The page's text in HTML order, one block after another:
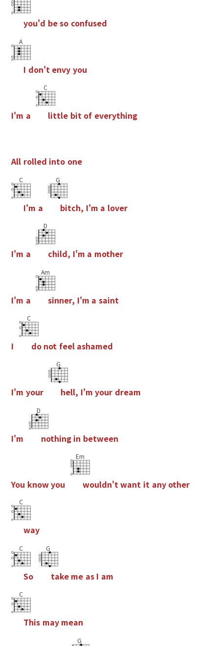
you'd beso confused
A
I don't envy you
I'm a
C
little bit of everything
All rolled into one
C
I'm a
G
bitch, I'm a lover
I'm a
D
child, I'm a mother
I'm a
Am
sinner, I'm a saint
I
C
do not feel ashamed
I'm your
G
hell, I'm your dream
I'm
D
nothing in between
You knowyou
Em
wouldn'twant it any other
C
way
C
So
G
take me as I am
C
This may mean
G